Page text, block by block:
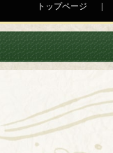
トップページ